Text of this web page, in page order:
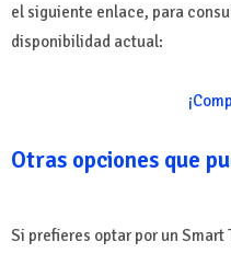
el siguiente enlace, para
disponibilidad actual:
Otras opciones que
Si prefieres optar por un